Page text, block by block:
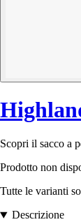
Scopri il sacco a
Prodotto non
Tutte le varianti
Descrizione